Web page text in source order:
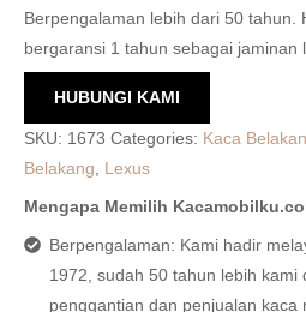
Berpengalaman lebih dari 50 tahun.
bergaransi 1 tahun sebagai jaminan
HUBUNGI KAMI
SKU: 1673 Categories: Kaca
Belakang, Lexus
Mengapa Memilih
Berpengalaman: Kami hadir
1972, sudah 50 tahun lebih kami
penggantian dan penjualan kaca